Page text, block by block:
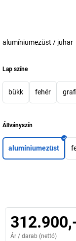
alumíniumezüst / juhar
Lap színe
bükk fehér
Állványszín
alumíniumezüst
Ár / darab (nettó)